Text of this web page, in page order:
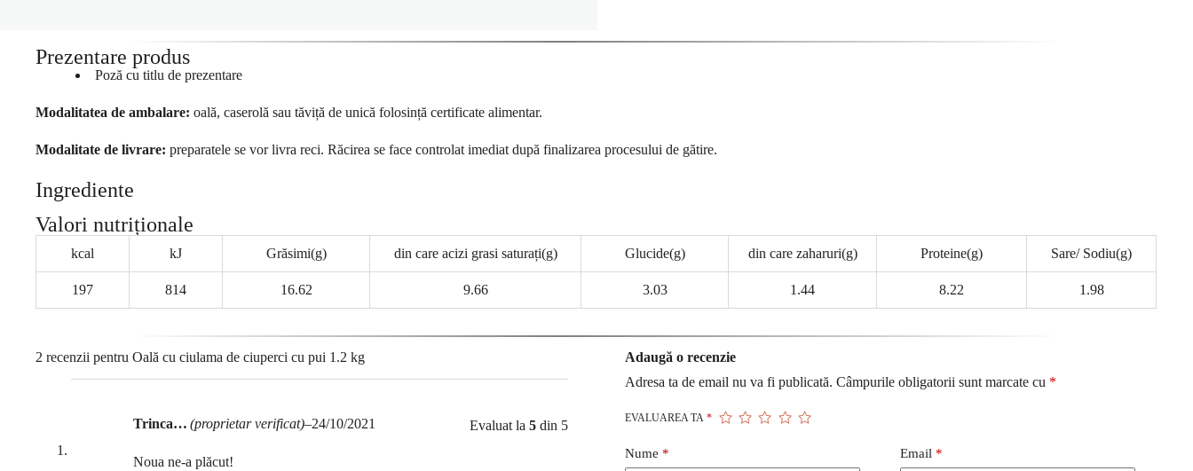
Prezentare produs
Poză cu titlu de prezentare
Modalitatea de ambalare: oală, caserolă sau tăviță de unică folosință certificate alimentar.
Modalitate de livrare: preparatele se vor livra reci. Răcirea se face controlat imediat după finalizarea procesului de gătire.
Ingrediente
Valori nutriționale
kcal kJ Grăsimi(g) din care acizi grasi saturați(g) Glucide(g) din care zaharuri(g) Proteine(g) Sare/ Sodiu(g)
197 814 16.62 9.66 3.03 1.44 8.22 1.98
2 recenzii pentruOală cu ciulama de ciuperci cu pui 1.2 kg
Evaluat la5 din 5
Trincan Madalina (proprietar verificat)–24/10/2021
Noua ne-a plăcut!
Adaugă o recenzie
Adresa ta de email nu va fi publicată. Câmpurile obligatorii sunt marcate cu *
EVALUAREA TA *
Nume * Email *